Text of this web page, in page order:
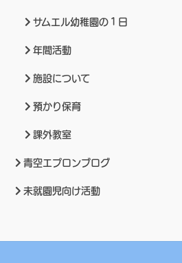
サムエル幼稚園の１日
年間活動
施設について
預かり保育
課外教室
青空エプロンブログ
未就園児向け活動